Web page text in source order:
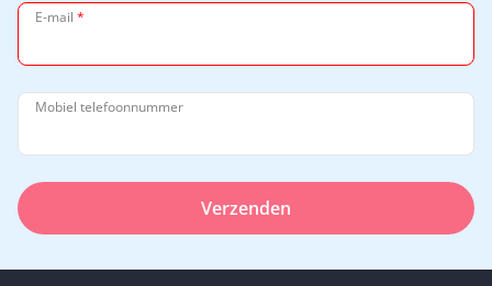
E-mail *
Mobiel telefoonnummer
Verzenden